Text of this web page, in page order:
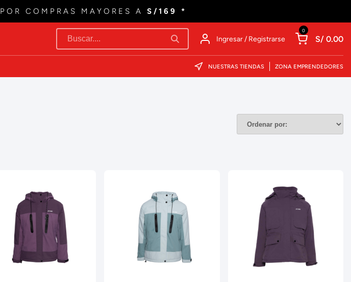
POR COMPRAS MAYORES A S/169 *
Ingresar / Registrarse
0
S/ 0.00
NUESTRAS TIENDAS ZONA EMPRENDEDORES